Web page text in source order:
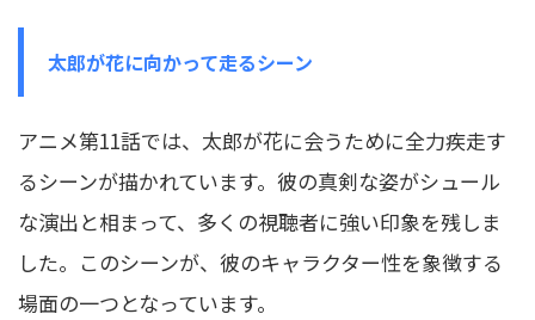
太郎が花に向かって走るシーン
アニメ第11話では、太郎が花に会うために全力疾走す
るシーンが描かれています。彼の真剣な姿がシュール
な演出と相まって、多くの視聴者に強い印象を残しま
した。このシーンが、彼のキャラクター性を象徴する
場面の一つとなっています。